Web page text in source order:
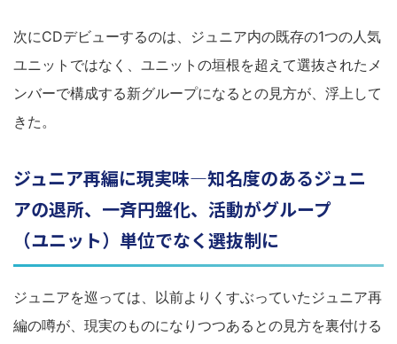
次にCDデビューするのは、ジュニア内の既存の1つの人気
ユニットではなく、ユニットの垣根を超えて選抜されたメ
ンバーで構成する新グループになるとの見方が、浮上して
きた。
ジュニア再編に現実味―知名度のあるジュニ
アの退所、一斉円盤化、活動がグループ
（ユニット）単位でなく選抜制に
ジュニアを巡っては、以前よりくすぶっていたジュニア再
編の噂が、現実のものになりつつあるとの見方を裏付ける